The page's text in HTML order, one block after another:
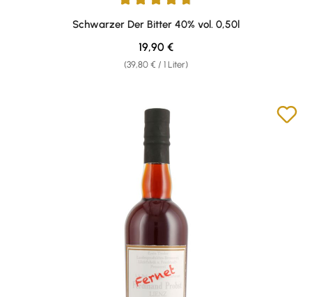
Durchschnittliche Bewertung von 4.87 von 5 Sternen
Schwarzer Der Bitter 40% vol. 0,50l
(39,80 € / 1 Liter)
Regulärer Preis:
19,90 €